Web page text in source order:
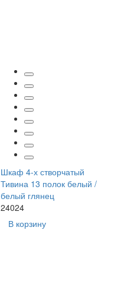
Шкаф 4-х створчатый
Тивина 13 полок белый /
белый глянец
24024
В корзину